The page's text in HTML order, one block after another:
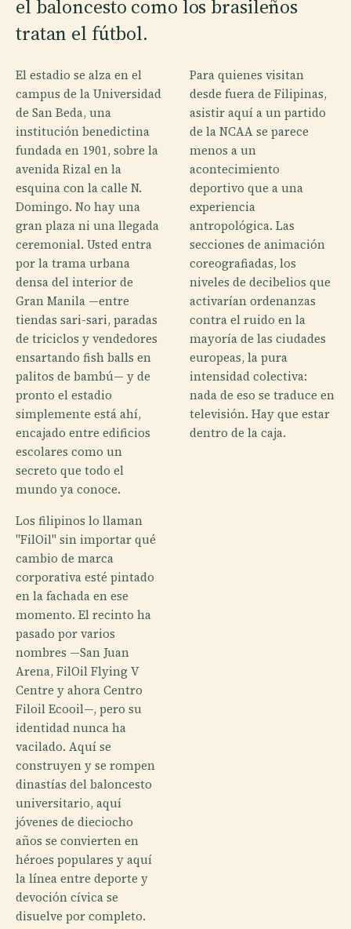
el baloncesto como los brasileños
tratan el fútbol.
El estadio se alza en el
campus de la Universidad
de San Beda, una
institución benedictina
fundada en 1901, sobre la
avenida Rizal en la
esquina con la calle N.
Domingo. No hay una
gran plaza ni una llegada
ceremonial. Usted entra
por la trama urbana
densa del interior de
Gran Manila —entre
tiendas sari-sari, paradas
de triciclos y vendedores
ensartando fish balls en
palitos de bambú— y de
pronto el estadio
simplemente está ahí,
encajado entre edificios
escolares como un
secreto que todo el
mundo ya conoce.
Los filipinos lo llaman
"FilOil" sin importar qué
cambio de marca
corporativa esté pintado
en la fachada en ese
momento. El recinto ha
pasado por varios
nombres —San Juan
Arena, FilOil Flying V
Centre y ahora Centro
Filoil Ecooil—, pero su
identidad nunca ha
vacilado. Aquí se
construyen y se rompen
dinastías del baloncesto
universitario, aquí
jóvenes de dieciocho
años se convierten en
héroes populares y aquí
la línea entre deporte y
devoción cívica se
disuelve por completo.
Para quienes visitan
desde fuera de Filipinas,
asistir aquí a un partido
de la NCAA se parece
menos a un
acontecimiento
deportivo que a una
experiencia
antropológica. Las
secciones de animación
coreografiadas, los
niveles de decibelios que
activarían ordenanzas
contra el ruido en la
mayoría de las ciudades
europeas, la pura
intensidad colectiva:
nada de eso se traduce en
televisión. Hay que estar
dentro de la caja.